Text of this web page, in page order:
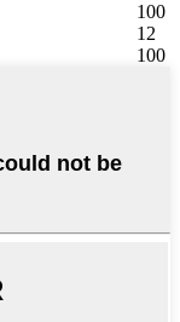
100
12
100